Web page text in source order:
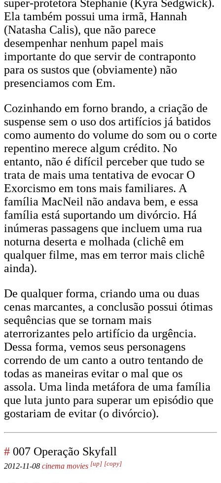
super-protetora Stephanie (Kyra Sedgwick).
Ela também possui uma irmã, Hannah
(Natasha Calis), que não parece
desempenhar nenhum papel mais
importante do que servir de contraponto
para os sustos que (obviamente) não
presenciamos com Em.
Cozinhando em forno brando, a criação de
suspense sem o uso dos artifícios já batidos
como aumento do volume do som ou o corte
repentino merece algum crédito. No
entanto, não é difícil perceber que tudo se
trata de mais uma tentativa de evocar O
Exorcismo em tons mais familiares. A
família MacNeil não andava bem, e essa
família está suportando um divórcio. Há
inúmeras passagens que incluem uma rua
noturna deserta e molhada (clichê em
qualquer filme, mas em terror mais clichê
ainda).
De qualquer forma, criando uma ou duas
cenas marcantes, a conclusão possui ótimas
sequências que se tornam mais
aterrorizantes pelo artifício da urgência.
Dessa forma, vemos seus personagens
correndo de um canto a outro tentando de
todas as maneiras evitar o mal que os
assola. Uma linda metáfora de uma família
que luta junto para superar um episódio que
gostariam de evitar (o divórcio).
# 007 Operação Skyfall
2012-11-08 cinema movies [up] [copy]